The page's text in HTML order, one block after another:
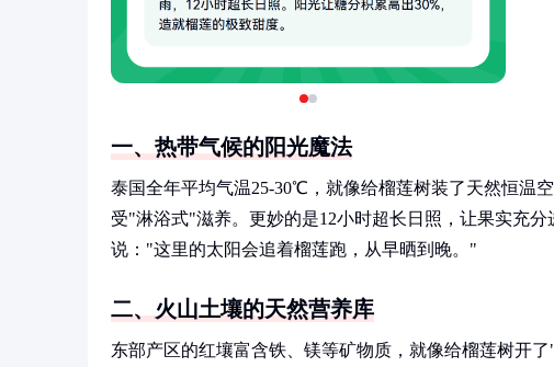
一、热带气候的阳光魔法
泰国全年平均气温25-30℃，就像给榴莲树装了天然恒温
受"淋浴式"滋养。更妙的是12小时超长日照，让果实充
说："这里的太阳会追着榴莲跑，从早晒到晚。"
二、火山土壤的天然营养库
东部产区的红壤富含铁、镁等矿物质，就像给榴莲树开